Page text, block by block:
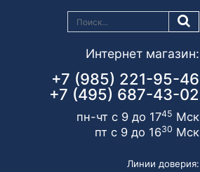
Интернет магазин:
+7 (985) 221-95-46
+7 (495) 687-43-02
пн-чт с 9 до 1745 Мск
пт с 9 до 1630 Мск
Линии доверия: